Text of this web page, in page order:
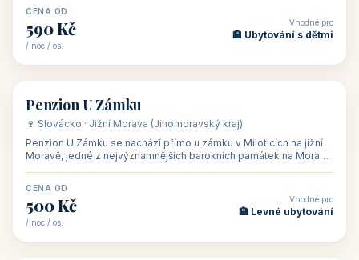
CENA OD
590 Kč
/ noc / os.
Vhodné pro
🏨 Ubytování s dětmi
🏡 penzion
Penzion U Zámku
🍷 Slovácko · Jižní Morava (Jihomoravský kraj)
Penzion U Zámku se nachází přímo u zámku v Miloticích na jižní
Moravě, jedné z nejvýznamnějších barokních památek na Moravě,
CENA OD
500 Kč
/ noc / os.
Vhodné pro
🏨 Levné ubytování